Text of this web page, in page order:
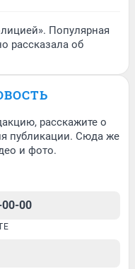
Популярная
рассказала об
расскажите о
публикации. Сюда же
и фото.
00